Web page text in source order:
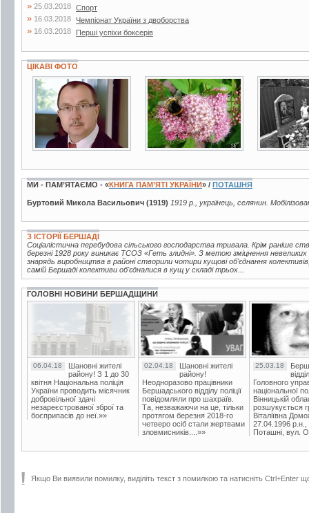
» 25.03.2018 Спорт
» 16.03.2018 Чемпіонат України з двоборства
» 16.03.2018 Перші успіхи боксерів
ЦІКАВІ ФОТО
2 фото 48 фото 2 фото
МИ - ПАМ’ЯТАЄМО - «КНИГА ПАМ’ЯТІ УКРАЇНИ» / ПОТАШНЯ
Буртовий Микола Васильович (1919) 1919 р., українець, селянин.
З ІСТОРІЇ БЕРШАДІ
Соціалістична перебудова сільського господарства тривала. Крім раніше
березні 1928 року виникає ТСОЗ «Геть злидні». З метою зміцнення
знарядь виробництва в районі створили чотири кущові об'єднання
самій Бершаді колективи об'єдналися в кущ у складі трьох...
ГОЛОВНІ НОВИНИ БЕРШАДЩИНИ
06.04.18
Шановні жителі
району! З 1 до 30
квітня Національна поліція
України проводить місячник
добровільної здачі
незареєстрованої зброї та
боєприпасів до неї.»»
02.04.18
Шановні жителі
району!
Неодноразово працівники
Бершадського відділу поліції
повідомляли про шахраїв.
Та, незважаючи на це, тільки
протягом березня 2018-го
четверо осіб стали жертвами
зловмисників....»»
25.03.18
Головного
національної
Вінницькій
розшукується
Віталіївна
27.04.1996 р.н.,
Поташні, вул.
Якщо Ви виявили помилку, виділіть текст з помилкою та натисніть Ctrl+Enter